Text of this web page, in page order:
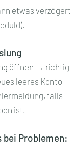
etwas verzögert
öffnen → richtig
leeres Konto
falls
ist.
bei Problemen: